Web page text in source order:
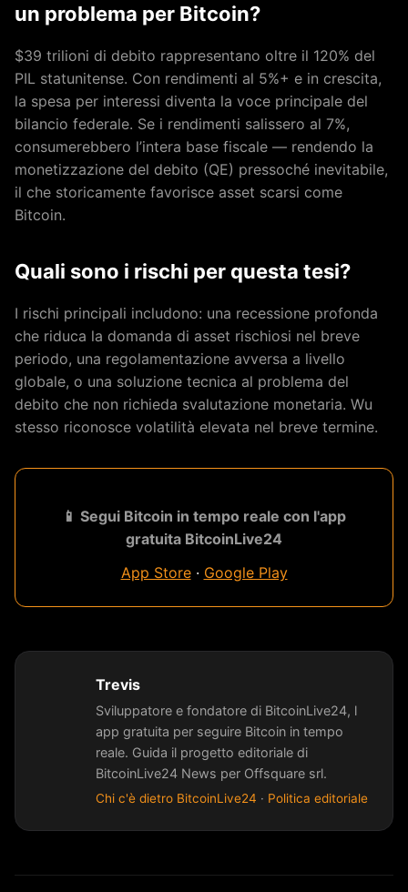
un problema per Bitcoin?
$39 trilioni di debito rappresentano oltre il 120% del
PIL statunitense. Con rendimenti al 5%+ e in crescita,
la spesa per interessi diventa la voce principale del
bilancio federale. Se i rendimenti salissero al 7%,
consumerebbero l’intera base fiscale — rendendo la
monetizzazione del debito (QE) pressoché inevitabile,
il che storicamente favorisce asset scarsi come
Bitcoin.
Quali sono i rischi per questa tesi?
I rischi principali includono: una recessione profonda
che riduca la domanda di asset rischiosi nel breve
periodo, una regolamentazione avversa a livello
globale, o una soluzione tecnica al problema del
debito che non richieda svalutazione monetaria. Wu
stesso riconosce volatilità elevata nel breve termine.
📱 Segui Bitcoin in tempo reale con l'app
gratuita BitcoinLive24
App Store· Google Play
Trevis
Sviluppatore e fondatore di BitcoinLive24, l
app gratuita per seguire Bitcoin in tempo
reale. Guida il progetto editoriale di
BitcoinLive24 News per Offsquare srl.
Chi c'è dietro BitcoinLive24 · Politica editoriale